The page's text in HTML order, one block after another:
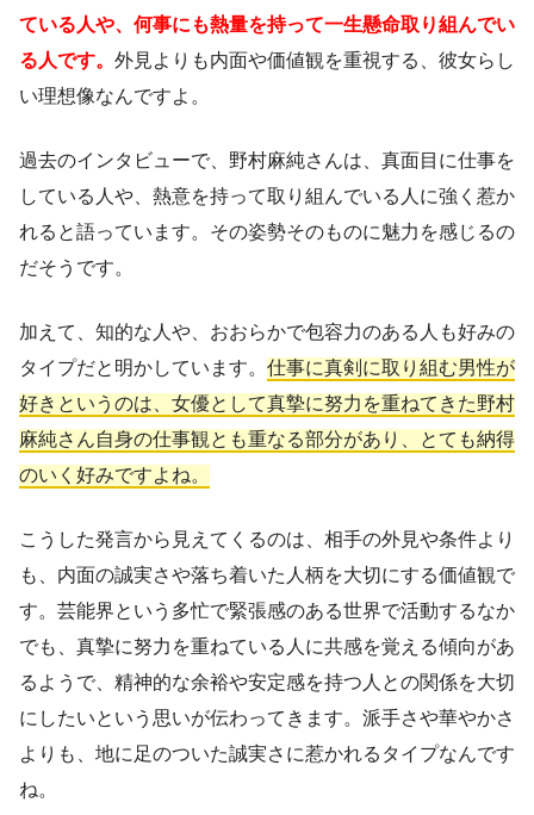
ている人や、何事にも熱量を持って一生懸命取り組んでい
る人です。 外見よりも内面や価値観を重視する、彼女らし
い理想像なんですよ。
過去のインタビューで、野村麻純さんは、真面目に仕事を
している人や、熱意を持って取り組んでいる人に強く惹か
れると語っています。その姿勢そのものに魅力を感じるの
だそうです。
加えて、知的な人や、おおらかで包容力のある人も好みの
タイプだと明かしています。 仕事に真剣に取り組む男性が
好きというのは、女優として真摯に努力を重ねてきた野村
麻純さん自身の仕事観とも重なる部分があり、とても納得
のいく好みですよね。
こうした発言から見えてくるのは、相手の外見や条件より
も、内面の誠実さや落ち着いた人柄を大切にする価値観で
す。芸能界という多忙で緊張感のある世界で活動するなか
でも、真摯に努力を重ねている人に共感を覚える傾向があ
るようで、精神的な余裕や安定感を持つ人との関係を大切
にしたいという思いが伝わってきます。派手さや華やかさ
よりも、地に足のついた誠実さに惹かれるタイプなんです
ね。